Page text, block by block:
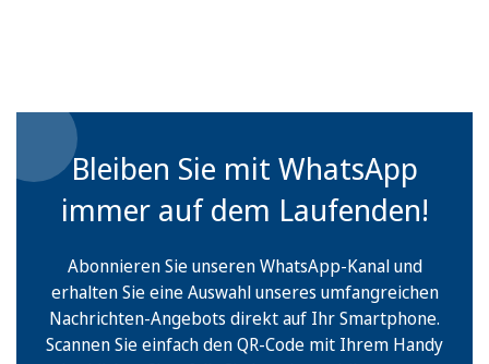
Bleiben Sie mit WhatsApp
immer auf dem Laufenden!
Abonnieren Sie unseren WhatsApp-Kanal und
erhalten Sie eine Auswahl unseres umfangreichen
Nachrichten-Angebots direkt auf Ihr Smartphone.
Scannen Sie einfach den QR-Code mit Ihrem Handy